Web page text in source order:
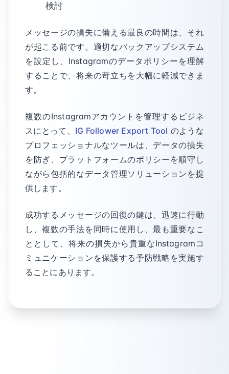
検討
メッセージの損失に備える最良の時間は、それ
が起こる前です。適切なバックアップシステム
を設定し、Instagramのデータポリシーを理解
することで、将来の苛立ちを大幅に軽減できま
す。
複数のInstagramアカウントを管理するビジネ
スにとって、 IG Follower Export Tool のような
プロフェッショナルなツールは、データの損失
を防ぎ、プラットフォームのポリシーを順守し
ながら包括的なデータ管理ソリューションを提
供します。
成功するメッセージの回復の鍵は、迅速に行動
し、複数の手法を同時に使用し、最も重要なこ
ととして、将来の損失から貴重なInstagramコ
ミュニケーションを保護する予防戦略を実施す
ることにあります。